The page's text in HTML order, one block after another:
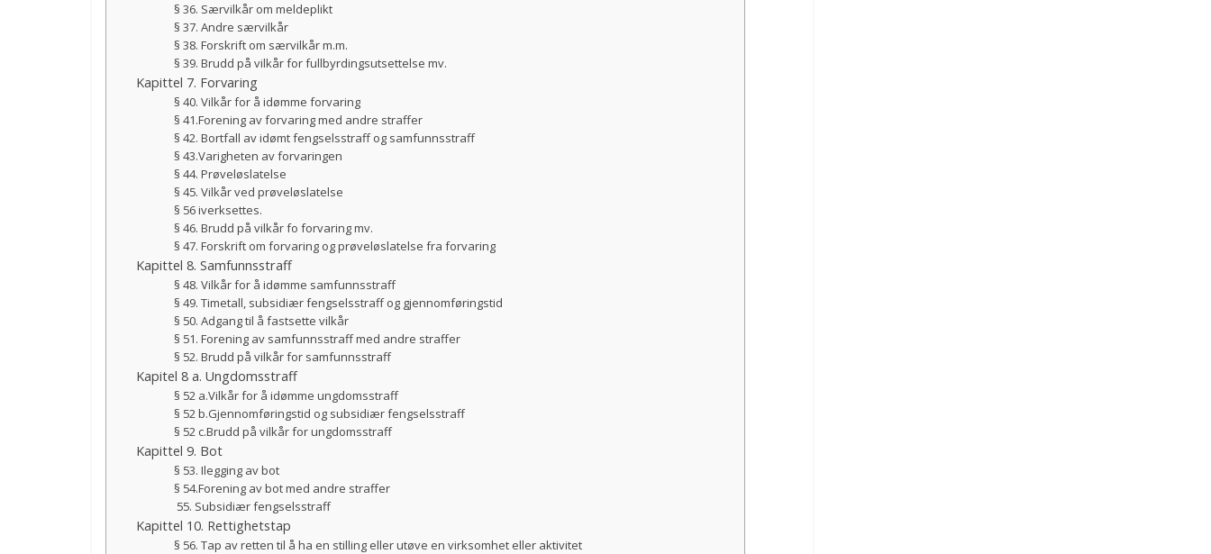
§ 36. Særvilkår om meldeplikt
§ 37. Andre særvilkår
§ 38. Forskrift om særvilkår m.m.
§ 39. Brudd på vilkår for fullbyrdingsutsettelse mv.
Kapittel 7. Forvaring
§ 40. Vilkår for å idømme forvaring
§ 41.Forening av forvaring med andre straffer
§ 42. Bortfall av idømt fengselsstraff og samfunnsstraff
§ 43.Varigheten av forvaringen
§ 44. Prøveløslatelse
§ 45. Vilkår ved prøveløslatelse
§ 56 iverksettes.
§ 46. Brudd på vilkår fo forvaring mv.
§ 47. Forskrift om forvaring og prøveløslatelse fra forvaring
Kapittel 8. Samfunnsstraff
§ 48. Vilkår for å idømme samfunnsstraff
§ 49. Timetall, subsidiær fengselsstraff og gjennomføringstid
§ 50. Adgang til å fastsette vilkår
§ 51. Forening av samfunnsstraff med andre straffer
§ 52. Brudd på vilkår for samfunnsstraff
Kapitel 8 a. Ungdomsstraff
§ 52 a.Vilkår for å idømme ungdomsstraff
§ 52 b.Gjennomføringstid og subsidiær fengselsstraff
§ 52 c.Brudd på vilkår for ungdomsstraff
Kapittel 9. Bot
§ 53. Ilegging av bot
§ 54.Forening av bot med andre straffer
55. Subsidiær fengselsstraff
Kapittel 10. Rettighetstap
§ 56. Tap av retten til å ha en stilling eller utøve en virksomhet eller aktivitet